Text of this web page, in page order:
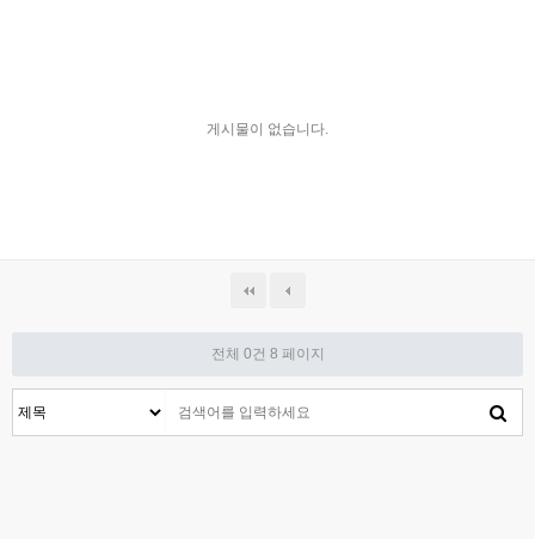
게시물이 없습니다.
전체 0건 8 페이지